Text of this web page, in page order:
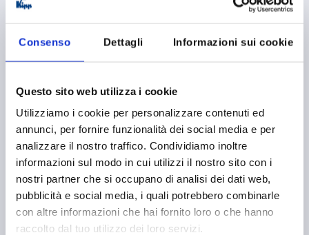
Consenso Dettagli Informazioni sui cookie
Questo sito web utilizza i cookie
Utilizziamo i cookie per personalizzare contenuti ed
annunci, per fornire funzionalità dei social media e per
analizzare il nostro traffico. Condividiamo inoltre
informazioni sul modo in cui utilizzi il nostro sito con i
nostri partner che si occupano di analisi dei dati web,
pubblicità e social media, i quali potrebbero combinarle
con altre informazioni che hai fornito loro o che hanno
raccolto dal tuo utilizzo dei loro servizi.
K0188
PULL HANDLE, A=140, L=165, D=M08 DUROPLAST,
BLACK, COMP:STEEL
COMPONENT MATERIAL=STEEL
HOLE SPACING=140
FASTENING HOLE=M8
LENGTH=165
LOAD CAPACITY N=500
B=25 H=58
Order number:K0188.214008